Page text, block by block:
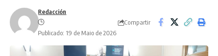
Redacción
Publicado: 19 de Maio de 2026
Compartir